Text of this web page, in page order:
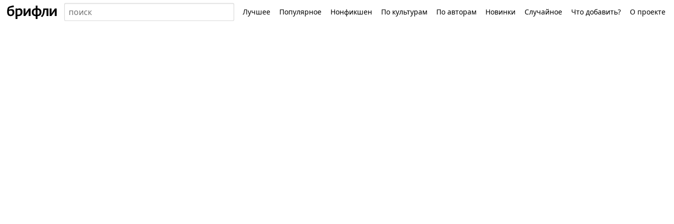
Лучшее Популярное Нонфикшен По культурам По авторам Новинки Случайное Что добавить? О проекте